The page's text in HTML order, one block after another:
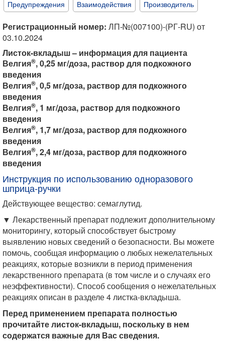
Предупреждения
Взаимодействия Производитель
Регистрационный номер: ЛП-№(007100)-(РГ-RU) от
03.10.2024
Листок-вкладыш – информация для пациента
Велгия®, 0,25 мг/доза, раствор для подкожного
введения
Велгия®, 0,5 мг/доза, раствор для подкожного
введения
Велгия®, 1 мг/доза, раствор для подкожного
введения
Велгия®, 1,7 мг/доза, раствор для подкожного
введения
Велгия®, 2,4 мг/доза, раствор для подкожного
введения
Инструкция по использованию одноразового
шприца-ручки
Действующее вещество: семаглутид.
▼ Лекарственный препарат подлежит дополнительному
мониторингу, который способствует быстрому
выявлению новых сведений о безопасности. Вы можете
помочь, сообщая информацию о любых нежелательных
реакциях, которые возникли в период применения
лекарственного препарата (в том числе и о случаях его
неэффективности). Способ сообщения о нежелательных
реакциях описан в разделе 4 листка-вкладыша.
Перед применением препарата полностью
прочитайте листок-вкладыш, поскольку в нем
содержатся важные для Вас сведения.